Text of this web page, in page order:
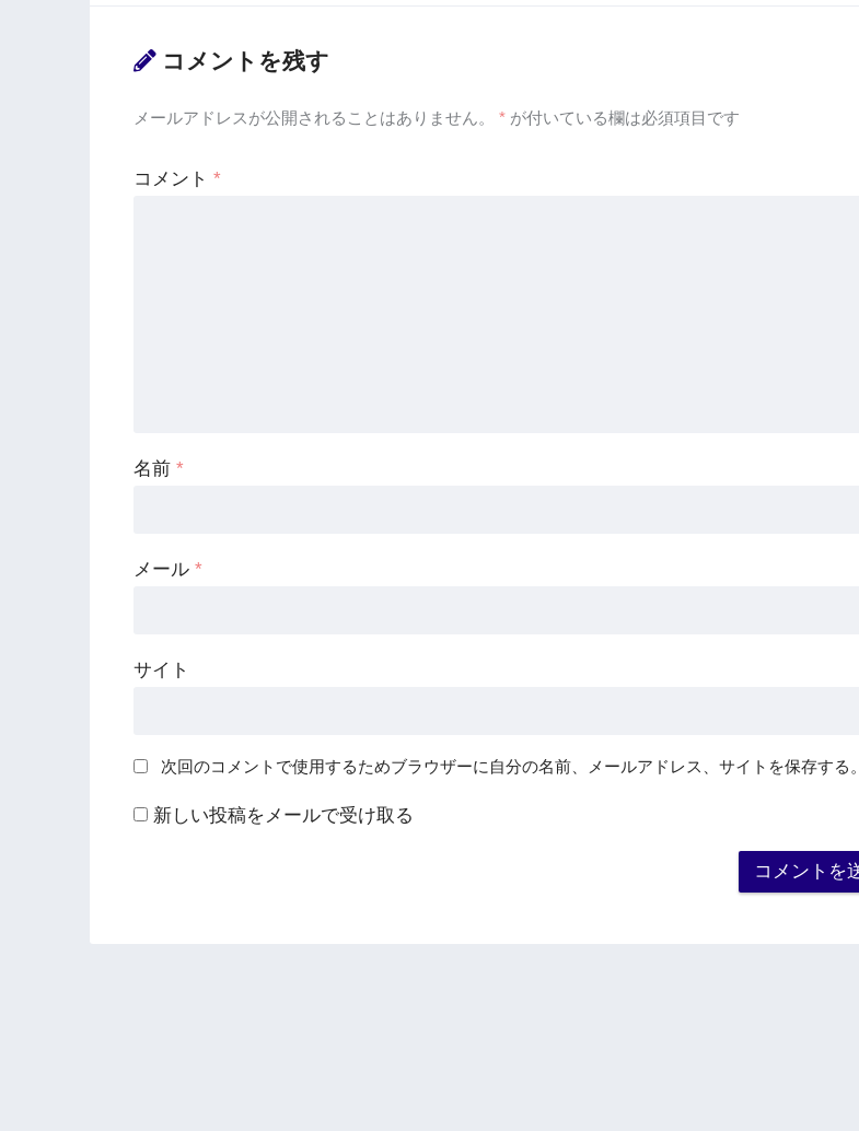
コメントを残す
メールアドレスが公開されることはありません。 * が付いている欄は必須項目です
コメント *
名前 *
メール *
サイト
次回のコメントで使用するためブラウザーに自分の名前、メールアドレス、サイトを保存する。
新しい投稿をメールで受け取る